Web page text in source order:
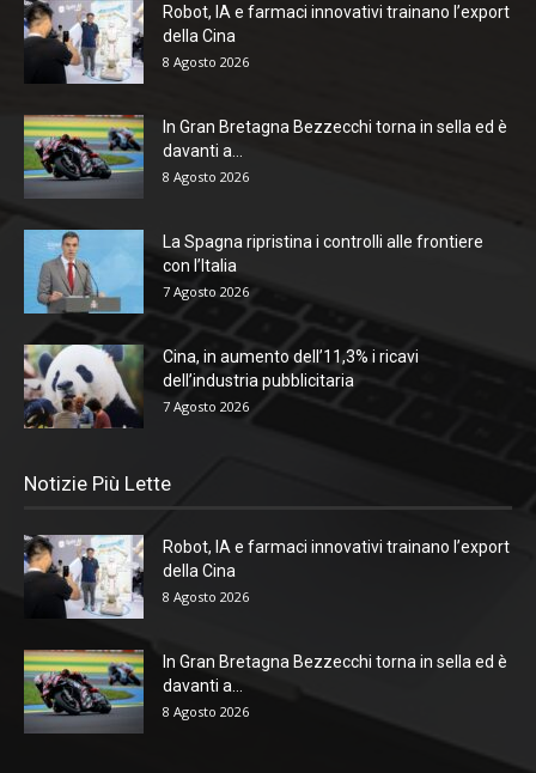
Robot, IA e farmaci innovativi trainano l’export
della Cina
8 Agosto 2026
In Gran Bretagna Bezzecchi torna in sella ed è
davanti a...
8 Agosto 2026
La Spagna ripristina i controlli alle frontiere
con l’Italia
7 Agosto 2026
Cina, in aumento dell’11,3% i ricavi
dell’industria pubblicitaria
7 Agosto 2026
Notizie Più Lette
Robot, IA e farmaci innovativi trainano l’export
della Cina
8 Agosto 2026
In Gran Bretagna Bezzecchi torna in sella ed è
davanti a...
8 Agosto 2026